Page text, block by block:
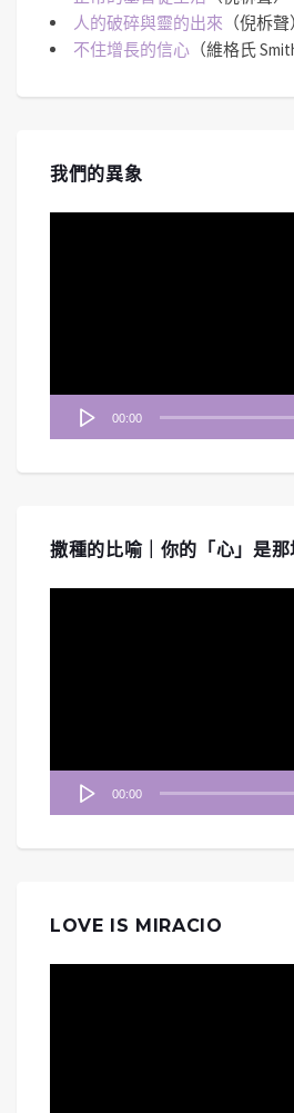
人的破碎與靈的出來 （倪柝聲
不住增長的信心 （維格氏
我們的異象
00:00
撒種的比喻｜你的「心」是那
00:00
LOVE IS MIRACIO